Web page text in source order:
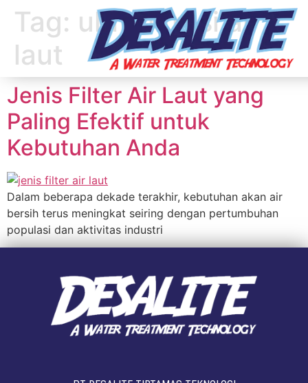
Tag: ultrafiltrasi air
laut
Jenis Filter Air Laut yang
Paling Efektif untuk
Kebutuhan Anda
Dalam beberapa dekade terakhir, kebutuhan akan air
bersih terus meningkat seiring dengan pertumbuhan
populasi dan aktivitas industri